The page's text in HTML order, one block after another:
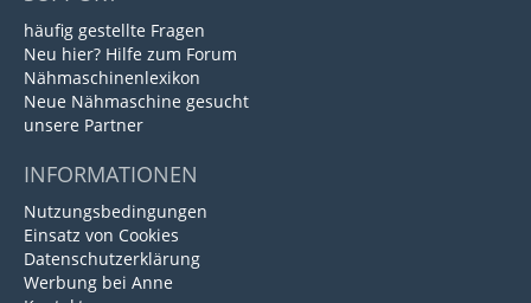
häufig gestellte Fragen
Neu hier? Hilfe zum Forum
Nähmaschinenlexikon
Neue Nähmaschine gesucht
unsere Partner
INFORMATIONEN
Nutzungsbedingungen
Einsatz von Cookies
Datenschutzerklärung
Werbung bei Anne